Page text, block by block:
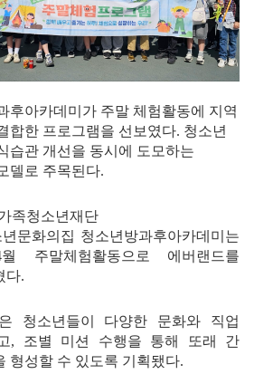
후아카데미가 주말 체험활동에 지역
합한 프로그램을 선보였다. 청소년
습관 개선을 동시에 도모하는
델로 주목된다.
족청소년재단
문화의집 청소년방과후아카데미는
주말체험활동으로 에버랜드를
다.
청소년들이 다양한 문화와 직업
, 조별 미션 수행을 통해 또래 간
형성할 수 있도록 기획됐다.